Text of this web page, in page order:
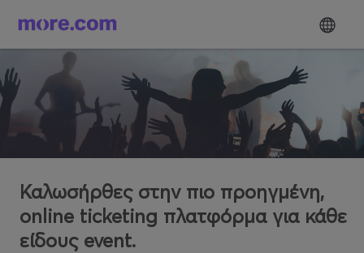
Καλωσήρθες στην πιο προηγμένη,
online ticketing πλατφόρμα για κάθε
είδους event.